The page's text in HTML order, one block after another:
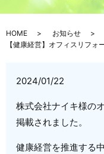
HOME
お知らせ
【健康経営】オフィスリフォ
2024/01/22
株式会社ナイキ様の
掲載されました。
健康経営を推進する